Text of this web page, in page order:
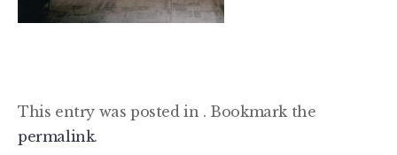
This entry was posted in . Bookmark the
permalink.